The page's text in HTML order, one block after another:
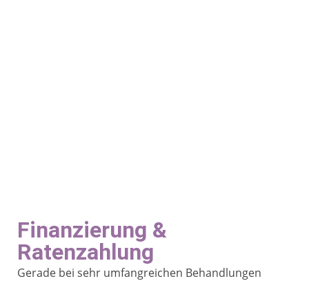
Finanzierung &
Ratenzahlung
Gerade bei sehr umfangreichen Behandlungen